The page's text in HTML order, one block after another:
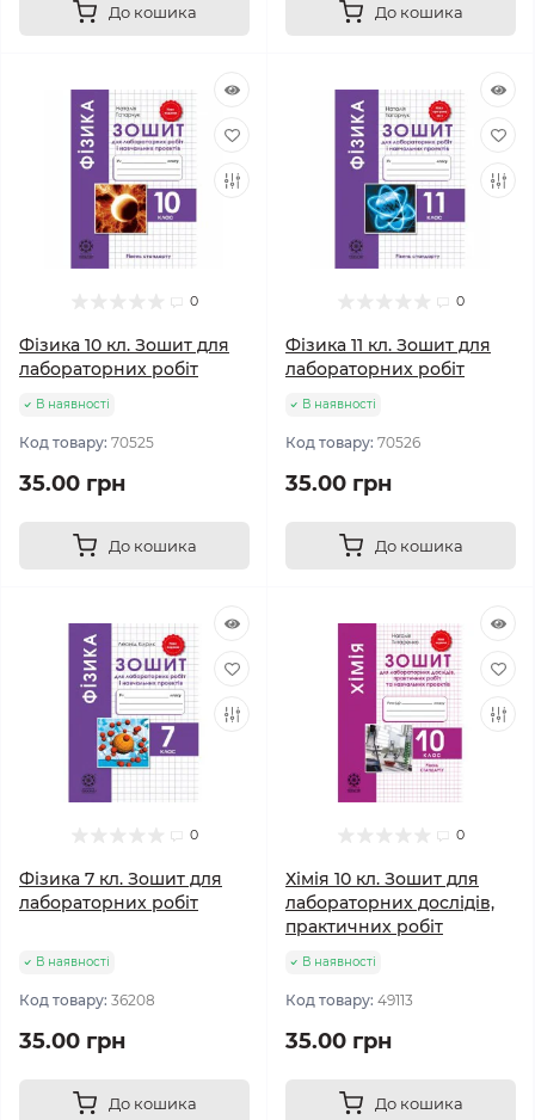
До кошика До кошика
0
Фізика 10 кл. Зошит для
лабораторних робіт
В наявності
Код товару: 70525
35.00 грн
До кошика
0
Фізика 11 кл. Зошит для
лабораторних робіт
В наявності
Код товару: 70526
35.00 грн
До кошика
0
Фізика 7 кл. Зошит для
лабораторних робіт
В наявності
Код товару: 36208
35.00 грн
До кошика
0
Хімія 10 кл. Зошит для
лабораторних дослідів,
практичних робіт
В наявності
Код товару: 49113
35.00 грн
До кошика